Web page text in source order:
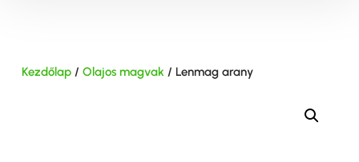
Kezdőlap/ Olajos magvak / Lenmag arany